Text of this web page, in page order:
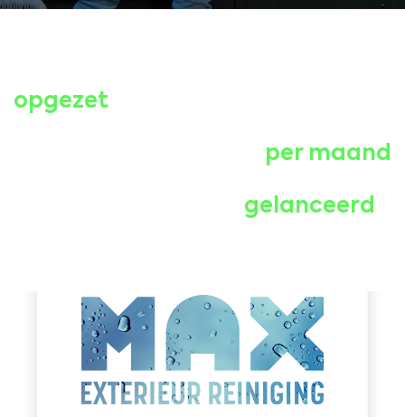
opgezet
per maand
gelanceerd